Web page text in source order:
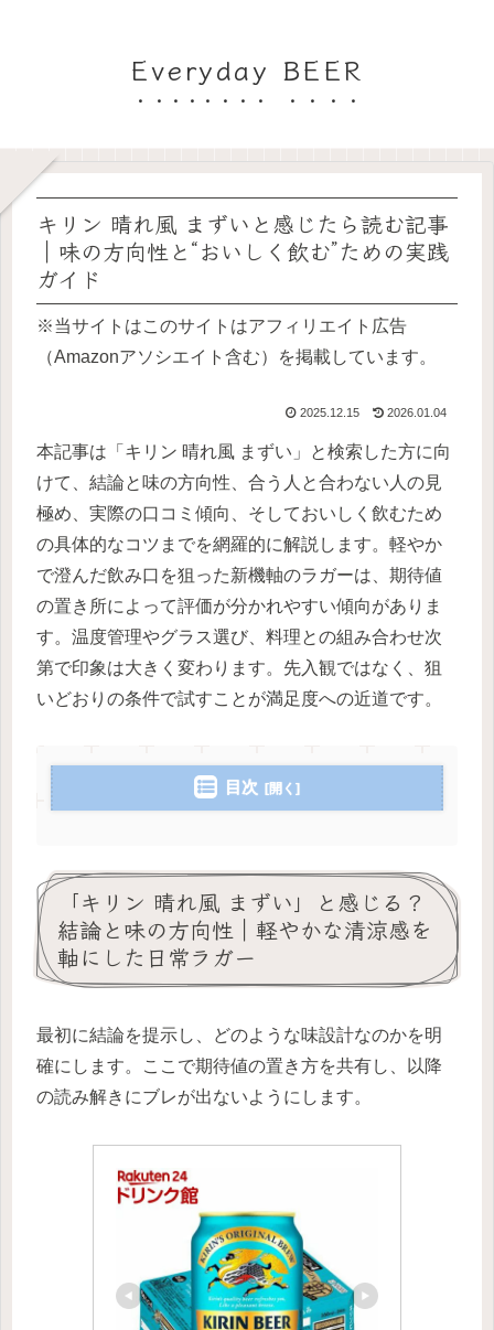
Everyday BEER
キリン 晴れ風 まずいと感じたら読む記事
｜味の方向性と“おいしく飲む”ための実践
ガイド
※当サイトはこのサイトはアフィリエイト広告
（Amazonアソシエイト含む）を掲載しています。
2025.12.15 2026.01.04
本記事は「キリン 晴れ風 まずい」と検索した方に向
けて、結論と味の方向性、合う人と合わない人の見
極め、実際の口コミ傾向、そしておいしく飲むため
の具体的なコツまでを網羅的に解説します。軽やか
で澄んだ飲み口を狙った新機軸のラガーは、期待値
の置き所によって評価が分かれやすい傾向がありま
す。温度管理やグラス選び、料理との組み合わせ次
第で印象は大きく変わります。先入観ではなく、狙
いどおりの条件で試すことが満足度への近道です。
目次
「キリン 晴れ風 まずい」と感じる？
結論と味の方向性｜軽やかな清涼感を
軸にした日常ラガー
最初に結論を提示し、どのような味設計なのかを明
確にします。ここで期待値の置き方を共有し、以降
の読み解きにブレが出ないようにします。